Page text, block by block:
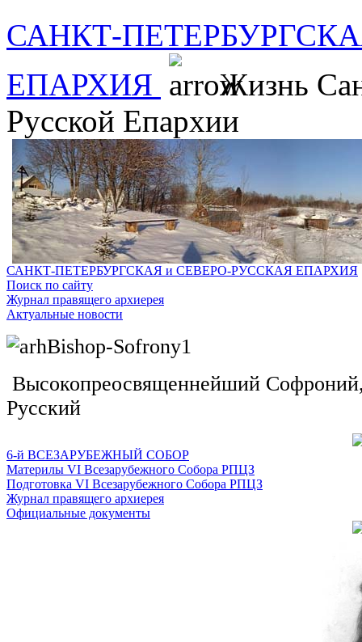
САНКТ-
ЕПАРХИЯ
Жизнь
Русской Епархии
САНКТ-ПЕТЕРБУРГСКАЯ и СЕВЕРО-РУССКАЯ ЕПАРХИЯ
Поиск по сайту
Журнал правящего архиерея
Актуальные новости
Высокопреосвященнейший
Русский
6-й ВСЕЗАРУБЕЖНЫЙ СОБОР
Материлы VI Всезарубежного Собора РПЦЗ
Подготовка VI Всезарубежного Собора РПЦЗ
Журнал правящего архиерея
Официальные документы